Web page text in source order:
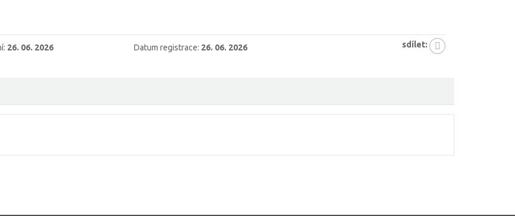
26. 06. 2026 Datum registrace: 26. 06. 2026 sdílet: